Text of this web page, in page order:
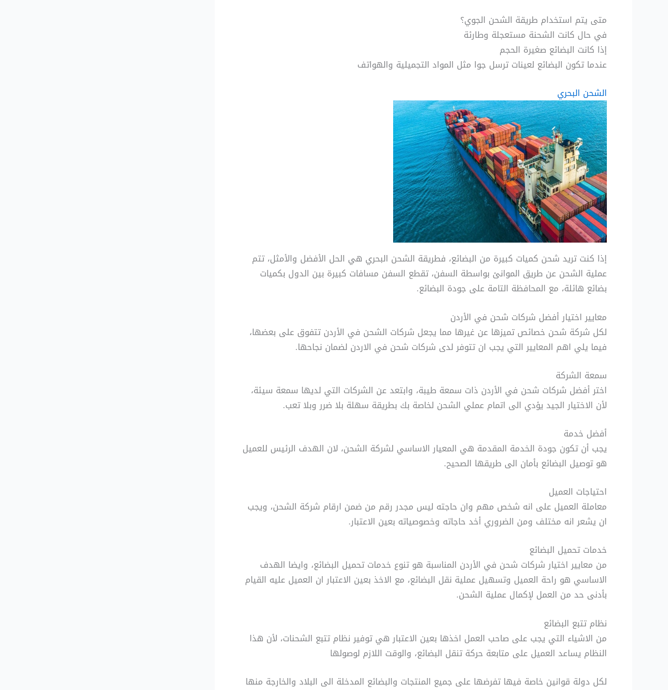
متى يتم استخدام طريقة الشحن الجوي؟
في حال كانت الشحنة مستعجلة وطارئة
إذا كانت البضائع صغيرة الحجم
عندما تكون البضائع لعينات ترسل جوا مثل المواد التجميلية والهواتف
الشحن البحري
إذا كنت تريد شحن كميات كبيرة من البضائع، فطريقة الشحن البحري هي الحل الأفضل والأمثل، تتم
عملية الشحن عن طريق الموانئ بواسطة السفن، تقطع السفن مسافات كبيرة بين الدول بكميات
بضائع هائلة، مع المحافظة التامة على جودة البضائع.
معايير اختيار أفضل شركات شحن في الأردن
لكل شركة شحن خصائص تميزها عن غيرها مما يجعل شركات الشحن في الأردن تتفوق على بعضها،
فيما يلي اهم المعايير التي يجب ان تتوفر لدى شركات شحن في الاردن لضمان نجاحها.
سمعة الشركة
اختر أفضل شركات شحن في الأردن ذات سمعة طيبة، وابتعد عن الشركات التي لديها سمعة سيئة،
لأن الاختيار الجيد يؤدي الى اتمام عملي الشحن لخاصة بك بطريقة سهلة بلا ضرر وبلا تعب.
أفضل خدمة
يجب أن تكون جودة الخدمة المقدمة هي المعيار الاساسي لشركة الشحن، لان الهدف الرئيس للعميل
هو توصيل البضائع بأمان الى طريقها الصحيح.
احتياجات العميل
معاملة العميل على انه شخص مهم وان حاجته ليس مجدر رقم من ضمن ارقام شركة الشحن، ويجب
ان يشعر انه مختلف ومن الضروري أخد حاجاته وخصوصياته بعين الاعتبار.
خدمات تحميل البضائع
من معايير اختيار شركات شحن في الأردن المناسبة هو تنوع خدمات تحميل البضائع، وايضا الهدف
الاساسي هو راحة العميل وتسهيل عملية نقل البضائع، مع الاخذ بعين الاعتبار ان العميل عليه القيام
بأدنى حد من العمل لإكمال عملية الشحن.
نظام تتبع البضائع
من الاشياء التي يجب على صاحب العمل اخذها بعين الاعتبار هي توفير نظام تتبع الشحنات، لأن هذا
النظام يساعد العميل على متابعة حركة تنقل البضائع، والوقت اللازم لوصولها
لكل دولة قوانين خاصة فيها تفرضها على جميع المنتجات والبضائع المدخلة الى البلاد والخارجة منها